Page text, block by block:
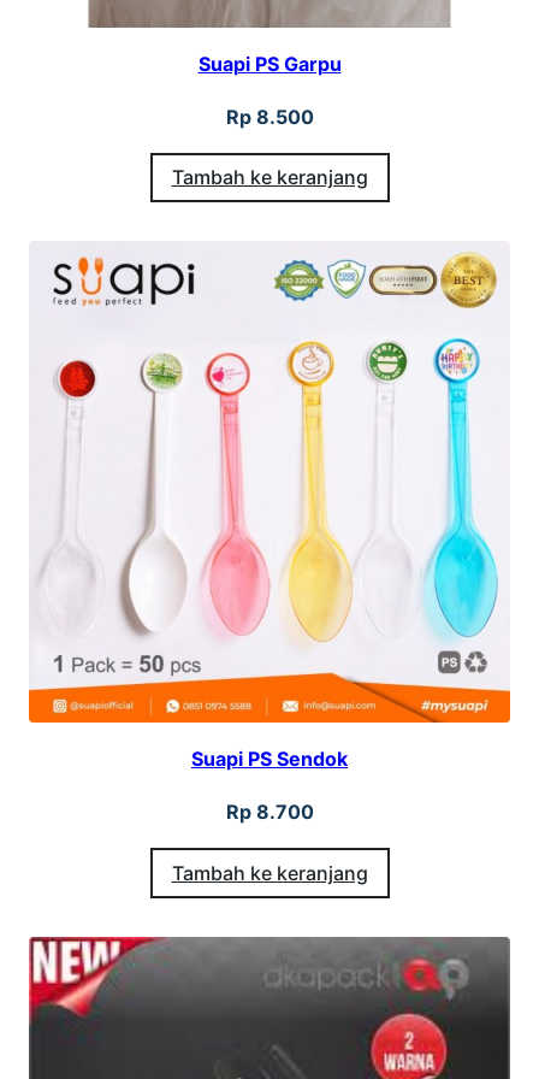
Suapi PS Garpu
Rp8.500
Tambah ke keranjang
Suapi PS Sendok
Rp8.700
Tambah ke keranjang